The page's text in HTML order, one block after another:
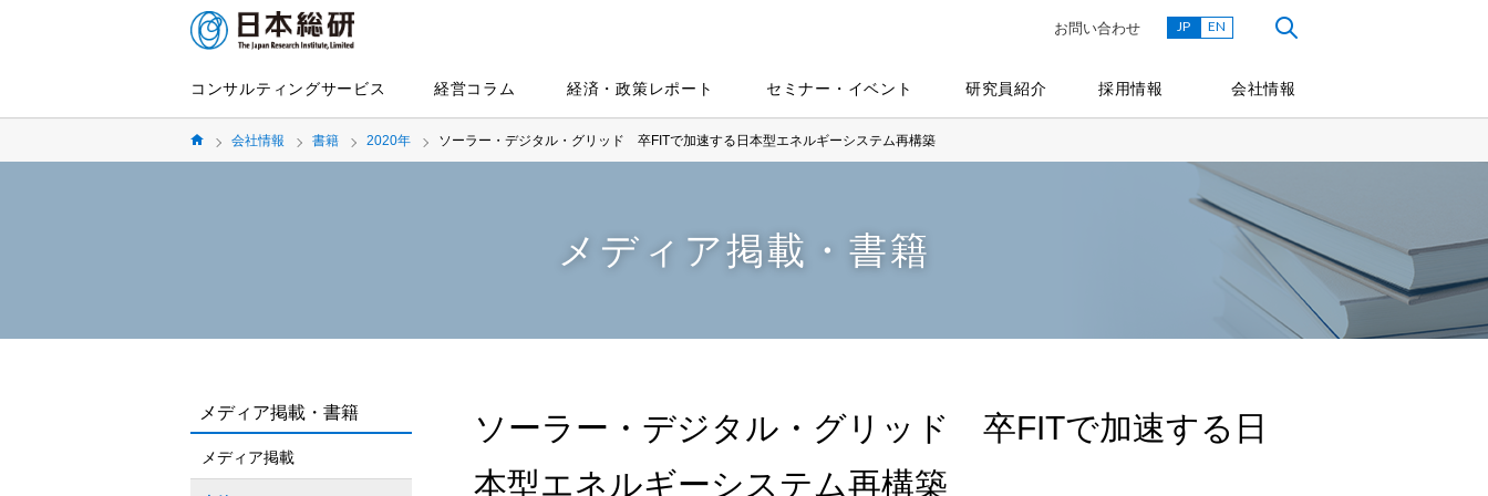
コンサルティングサービス 経営コラム 経済・政策レポート セミナー・イベント 研究員紹介 採用情報 会社情報
お問い合わせ JP EN
会社情報 書籍 2020年 ソーラー・デジタル・グリッド 卒FITで加速する日本型エネルギーシステム再構築
メディア掲載・書籍
ソーラー・デジタル・グリッド 卒FITで加速する日
本型エネルギーシステム再構築
メディア掲載・書籍
メディア掲載